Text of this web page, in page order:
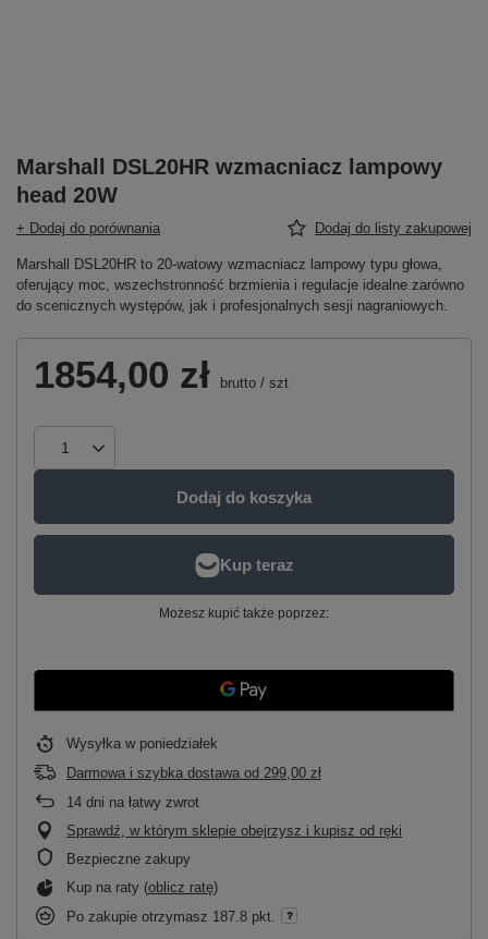
Marshall DSL20HR wzmacniacz lampowy
head 20W
+ Dodaj do porównania Dodaj do listy zakupowej
Marshall DSL20HR to 20-watowy wzmacniacz lampowy typu głowa,
oferujący moc, wszechstronność brzmienia i regulacje idealne zarówno
do scenicznych występów, jak i profesjonalnych sesji nagraniowych.
1854,00 zł brutto / szt
Dodaj do koszyka
Możesz kupić także poprzez:
Wysyłka w poniedziałek
Darmowa i szybka dostawa od 299,00 zł
14 dni na łatwy zwrot
Sprawdź, w którym sklepie obejrzysz i kupisz od ręki
Bezpieczne zakupy
Kup na raty (oblicz ratę)
Po zakupie otrzymasz 187.8 pkt.